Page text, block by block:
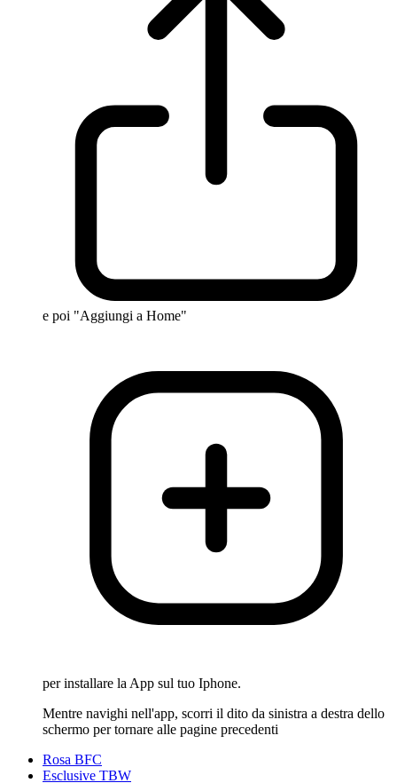
e poi "Aggiungi a Home"
per installare la App sul tuo Iphone.
Mentre navighi nell'app, scorri il dito da sinistra a destra dello
schermo per tornare alle pagine precedenti
Rosa BFC
Esclusive TBW